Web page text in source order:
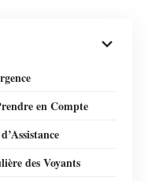
en Compte
des Voyants